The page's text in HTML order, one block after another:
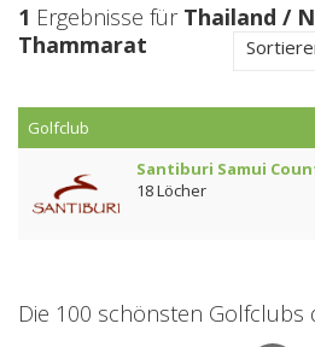
1 Ergebnisse für Thailand /
Thammarat
Golfclub
Santiburi Samui
18 Löcher
Die 100 schönsten Golfclubs